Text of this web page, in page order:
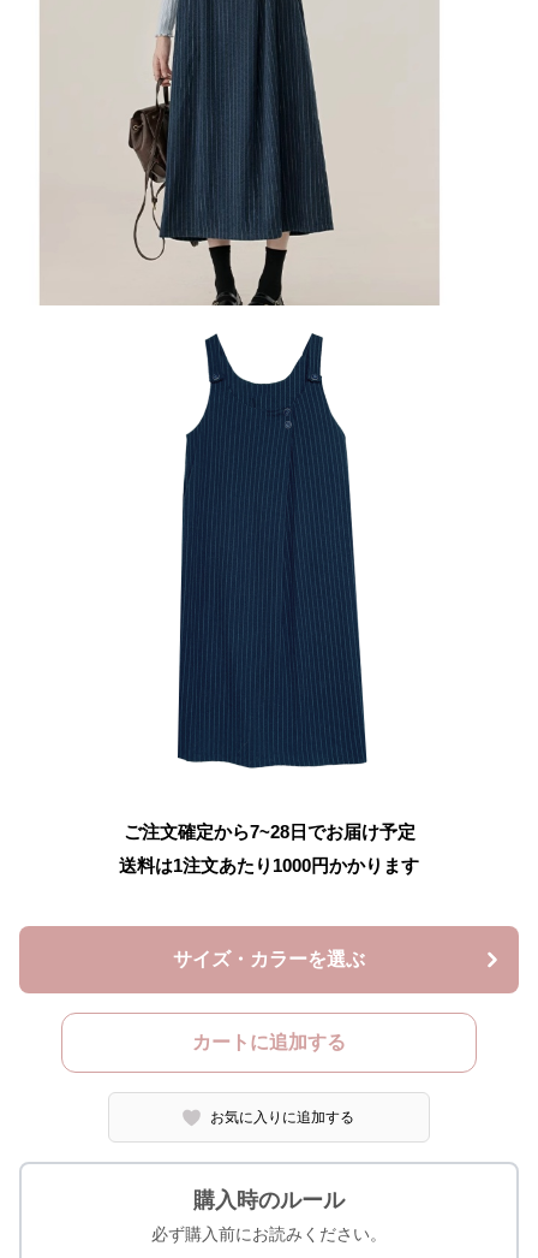
ご注文確定から7~28日でお届け予定
送料は1注文あたり 1000円かかります
サイズ・カラーを選ぶ
カートに追加する
お気に入りに追加する
購入時のルール
必ず購入前にお読みください。